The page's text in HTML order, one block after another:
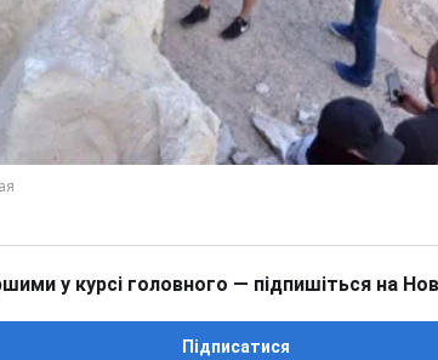
у курсі головного — підпишіться на
Підписатися